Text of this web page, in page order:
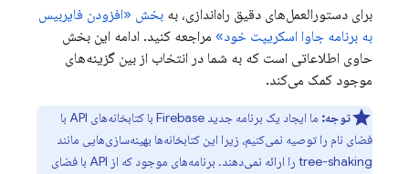
برای دستورالعمل‌های دقیق راه‌اندازی، به بخش «افزودن فایربیس
به برنامه جاوا اسکریپت خود» مراجعه کنید. ادامه این بخش
حاوی اطلاعاتی است که به شما در انتخاب از بین گزینه‌های
موجود کمک می‌کند.
توجه:
ما ایجاد یک برنامه جدید Firebase با کتابخانه‌های API با
فضای نام را توصیه نمی‌کنیم، زیرا این کتابخانه‌ها بهینه‌سازی‌هایی مانند
tree-shaking را ارائه نمی‌دهند. برنامه‌های موجود که از API با فضای